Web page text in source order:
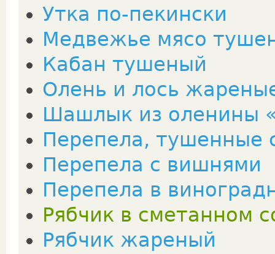
Утка по-пекински
Медвежье мясо
Кабан тушеный
Олень и лось
Шашлык из оленины
Перепела, тушенные
Перепела с вишнями
Перепела в
Рябчик в сметанном
Рябчик жареный